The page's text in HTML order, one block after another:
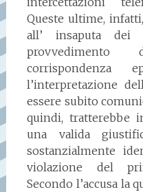
Queste ultime,
all’ insaputa dei
corrispondenza
l’interpretazione
essere subito
quindi, tratterebbe
una valida
sostanzialmente
violazione del
Secondo l’accusa la